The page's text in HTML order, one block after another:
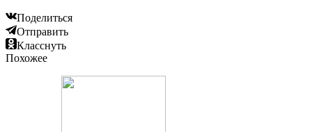
Поделиться
Отправить
Класснуть
Похожее